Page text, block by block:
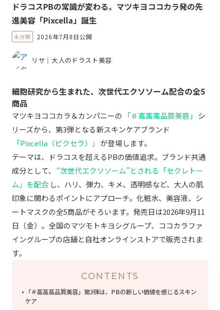
ドラコスPBの常識が変わる。マツキヨココカラ発の先
進美容「Pixcella」誕生
未分類 2026年7月8日公開
リサ｜大人のドラスト美容
細胞研究から生まれた、次世代エクソソーム配合の全5
商品
マツキヨココカラ＆カンパニーの 「＃高高高品質美容」 シ
リーズから、第3弾となる新スキンケアブランド
「Pixcella（ピクセラ）」 が登場します。
テーマは、ドラコスを超えるPBの価値追求。ブランド共通
成分として、
“次世代エクソソーム”とされる「セクレトー
ム」を配合 し、ハリ、弾力、キメ、透明感など、大人の肌
印象に関わるポイントにアプローチ。化粧水、美容液、シ
ートマスクの全5商品がそろいます。発売日は2026年9月11
日（金）。全国のマツモトキヨシグループ、ココカラファ
イングループの店舗と自社オンラインストアで販売されま
す。
CONTENTS
「＃高高高品質美容」第3弾は、PBの新しい価値を感じるスキン
ケア